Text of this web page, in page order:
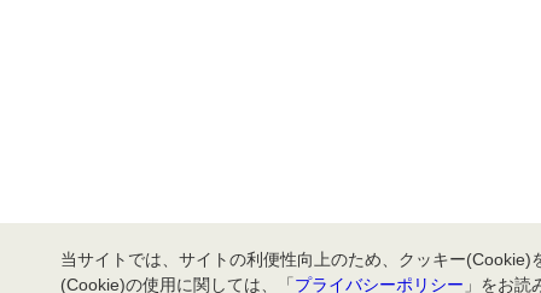
当サイトでは、サイトの利便性向上のため、クッキー
(Cookie)の使用に関しては、「プライバシーポリシー 」をお読